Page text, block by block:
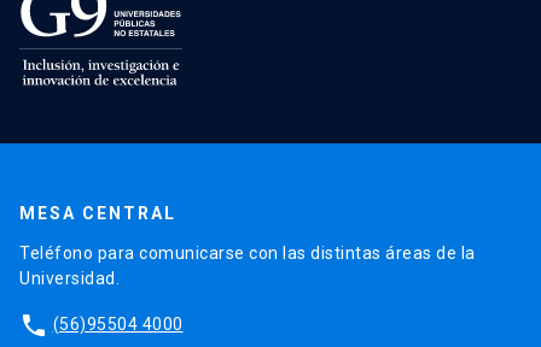
MESA CENTRAL
Teléfono para comunicarse con las distintas áreas de la
Universidad.
phone (56)95504 4000